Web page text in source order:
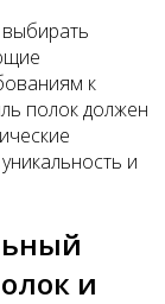
к
полок должен
и
и